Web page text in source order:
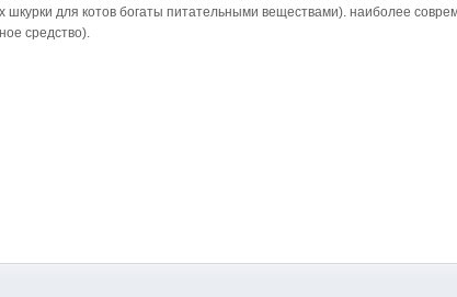
шкурки для котов богаты питательными веществами). наиболее
средство).